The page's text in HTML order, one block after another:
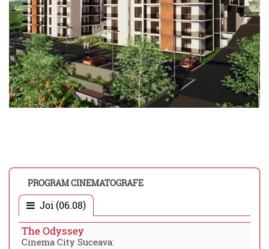
PROGRAM CINEMATOGRAFE
Joi (06.08)
The Odyssey
Cinema City Suceava: